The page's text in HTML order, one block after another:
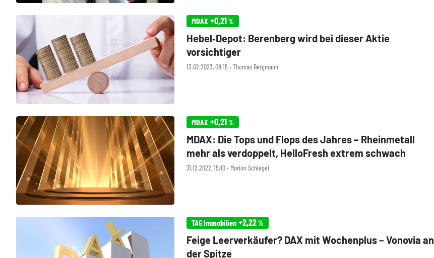
MDAX +0,21%
13.02.2023, 08:15 ‧ Thomas Bergmann
Hebel‑Depot: Berenberg wird bei dieser Aktie
vorsichtiger
MDAX +0,21%
31.12.2022, 15:10 ‧ Marion Schlegel
MDAX: Die Tops und Flops des Jahres – Rheinmetall
mehr als verdoppelt, HelloFresh extrem schwach
TAG Immobilien +2,22%
Feige Leerverkäufer? DAX mit Wochenplus – Vonovia an
der Spitze